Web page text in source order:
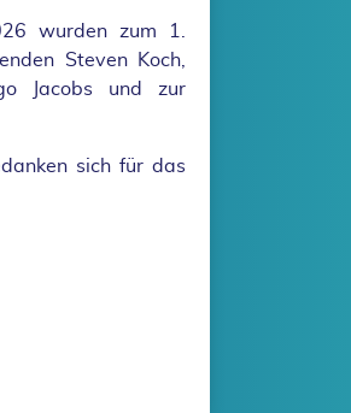
wurden zum 1.
Steven Koch,
Jacobs und zur
sich für das